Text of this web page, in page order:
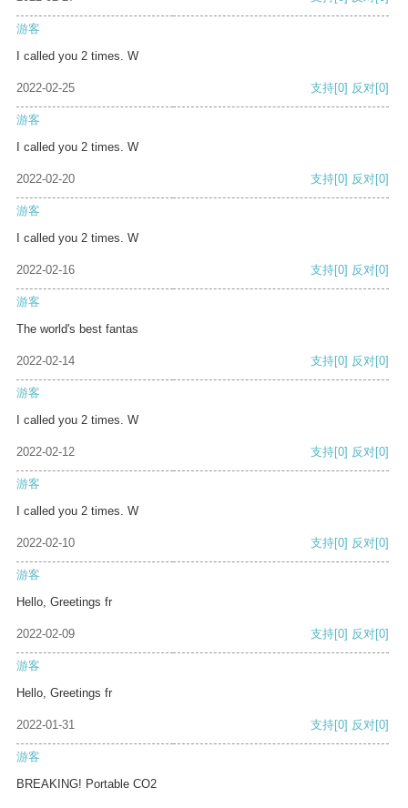
游客
I called you 2 times. W
2022-02-25 支持[0] 反对[0]
游客
I called you 2 times. W
2022-02-20 支持[0] 反对[0]
游客
I called you 2 times. W
2022-02-16 支持[0] 反对[0]
游客
The world's best fantas
2022-02-14 支持[0] 反对[0]
游客
I called you 2 times. W
2022-02-12 支持[0] 反对[0]
游客
I called you 2 times. W
2022-02-10 支持[0] 反对[0]
游客
Hello, Greetings fr
2022-02-09 支持[0] 反对[0]
游客
Hello, Greetings fr
2022-01-31 支持[0] 反对[0]
游客
BREAKING! Portable CO2